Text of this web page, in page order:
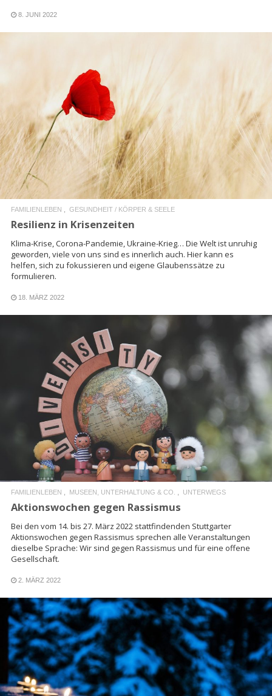
8. JUNI 2022
READ MORE
FAMILIENLEBEN GESUNDHEIT / KÖRPER & SEELE
Resilienz in Krisenzeiten
Klima-Krise, Corona-Pandemie, Ukraine-Krieg… Die Welt ist unruhig
geworden, viele von uns sind es innerlich auch. Hier kann es
helfen, sich zu fokussieren und eigene Glaubenssätze zu
formulieren.
18. MÄRZ 2022
READ MORE
FAMILIENLEBEN MUSEEN, UNTERHALTUNG & CO. UNTERWEGS
Aktionswochen gegen Rassismus
Bei den vom 14. bis 27. März 2022 stattfindenden Stuttgarter
Aktionswochen gegen Rassismus sprechen alle Veranstaltungen
dieselbe Sprache: Wir sind gegen Rassismus und für eine offene
Gesellschaft.
2. MÄRZ 2022
READ MORE